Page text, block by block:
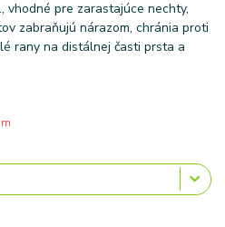
vhodné pre zarastajúce nechty,
zabraňujú nárazom, chránia proti
rany na distálnej časti prsta a